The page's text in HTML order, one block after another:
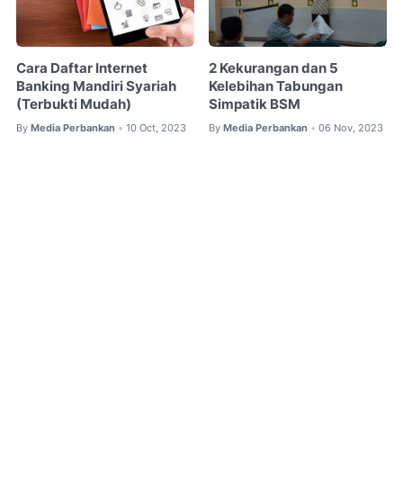
Cara Daftar Internet
Banking Mandiri Syariah
(Terbukti Mudah)
By Media Perbankan • 10 Oct, 2023
2 Kekurangan dan 5
Kelebihan Tabungan
Simpatik BSM
By Media Perbankan • 06 Nov, 2023